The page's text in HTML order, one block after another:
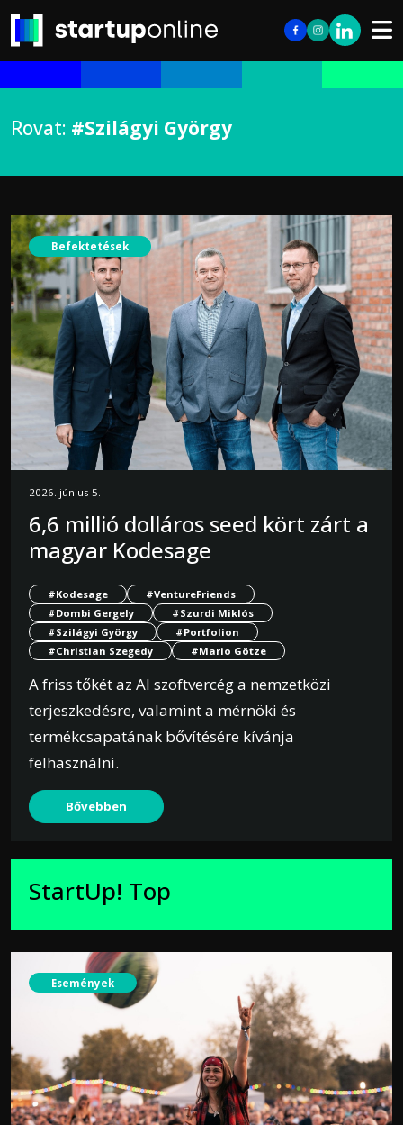
Rovat: #Szilágyi György
Befektetések
2026. június 5.
6,6 millió dolláros seed kört zárt a
magyar Kodesage
#Kodesage
#VentureFriends
#Dombi Gergely
#Szurdi Miklós
#Szilágyi György
#Portfolion
#Christian Szegedy
#Mario Götze
A friss tőkét az AI szoftvercég a nemzetközi
terjeszkedésre, valamint a mérnöki és
termékcsapatának bővítésére kívánja
felhasználni.
Bővebben
StartUp! Top
Események